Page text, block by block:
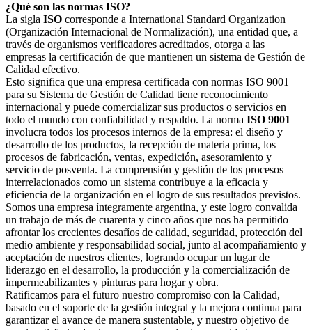
¿Qué son las normas ISO?
La sigla ISO corresponde a International Standard Organization
(Organización Internacional de Normalización), una entidad que, a
través de organismos verificadores acreditados, otorga a las
empresas la certificación de que mantienen un sistema de Gestión de
Calidad efectivo.
Esto significa que una empresa certificada con normas ISO 9001
para su Sistema de Gestión de Calidad tiene reconocimiento
internacional y puede comercializar sus productos o servicios en
todo el mundo con confiabilidad y respaldo. La norma ISO 9001
involucra todos los procesos internos de la empresa: el diseño y
desarrollo de los productos, la recepción de materia prima, los
procesos de fabricación, ventas, expedición, asesoramiento y
servicio de posventa. La comprensión y gestión de los procesos
interrelacionados como un sistema contribuye a la eficacia y
eficiencia de la organización en el logro de sus resultados previstos.
Somos una empresa íntegramente argentina, y este logro convalida
un trabajo de más de cuarenta y cinco años que nos ha permitido
afrontar los crecientes desafíos de calidad, seguridad, protección del
medio ambiente y responsabilidad social, junto al acompañamiento y
aceptación de nuestros clientes, logrando ocupar un lugar de
liderazgo en el desarrollo, la producción y la comercialización de
impermeabilizantes y pinturas para hogar y obra.
Ratificamos para el futuro nuestro compromiso con la Calidad,
basado en el soporte de la gestión integral y la mejora continua para
garantizar el avance de manera sustentable, y nuestro objetivo de